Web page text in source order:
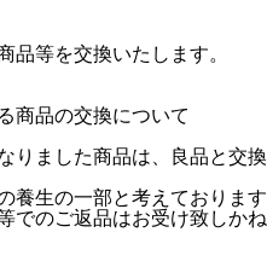
品等を交換いたします。
商品の交換について
りました商品は、良品と交換
養生の一部と考えております
でのご返品はお受け致しかね